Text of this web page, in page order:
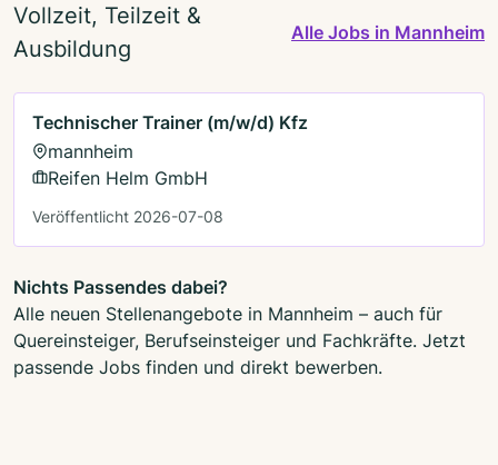
Vollzeit, Teilzeit &
Ausbildung
Alle Jobs in Mannheim
Technischer Trainer (m/w/d) Kfz
mannheim
Reifen Helm GmbH
Veröffentlicht 2026-07-08
Nichts Passendes dabei?
Alle neuen Stellenangebote in Mannheim – auch für
Quereinsteiger, Berufseinsteiger und Fachkräfte. Jetzt
passende Jobs finden und direkt bewerben.